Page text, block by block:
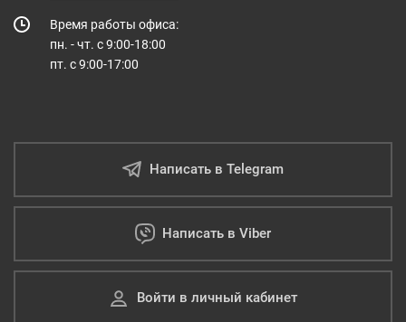
Время работы офиса:
пн. - чт. с 9:00-18:00
пт. с 9:00-17:00
Написать в Telegram
Написать в Viber
Войти в личный кабинет